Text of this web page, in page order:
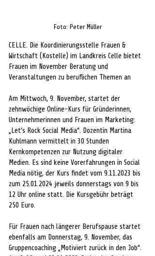
Foto: Peter Müller
CELLE. Die Koordinierungsstelle Frauen &
Wirtschaft (Kostelle) im Landkreis Celle bietet
Frauen im November Beratung und
Veranstaltungen zu beruflichen Themen an
Am Mittwoch, 9. November, startet der
zehnwöchige Online-Kurs für Gründerinnen,
Unternehmerinnen und Frauen im Marketing:
„Let‘s Rock Social Media“. Dozentin Martina
Kuhlmann vermittelt in 30 Stunden
Kernkompetenzen zur Nutzung digitaler
Medien. Es sind keine Vorerfahrungen in Social
Media nötig, der Kurs findet vom 9.11.2023 bis
zum 25.01.2024 jeweils donnerstags von 9 bis
12 Uhr online statt. Die Kursgebühr beträgt
250 Euro.
Für Frauen nach längerer Berufspause startet
ebenfalls am Donnerstag, 9. November, das
Gruppencoaching „Motiviert zurück in den Job“.